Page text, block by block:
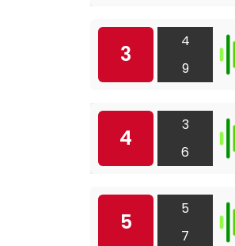
3
4
9
4
3
6
5
5
7